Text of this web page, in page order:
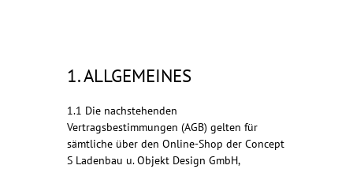
1. ALLGEMEINES
1.1 Die nachstehenden
Vertragsbestimmungen (AGB) gelten für
sämtliche über den Online-Shop der Concept
S Ladenbau u. Objekt Design GmbH,